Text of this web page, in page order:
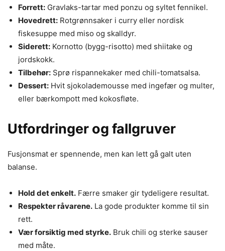
Forrett: Gravlaks-tartar med ponzu og syltet fennikel.
Hovedrett: Rotgrønnsaker i curry eller nordisk
fiskesuppe med miso og skalldyr.
Siderett: Kornotto (bygg-risotto) med shiitake og
jordskokk.
Tilbehør: Sprø rispannekaker med chili-tomatsalsa.
Dessert: Hvit sjokolademousse med ingefær og multer,
eller bærkompott med kokosfløte.
Utfordringer og fallgruver
Fusjonsmat er spennende, men kan lett gå galt uten
balanse.
Hold det enkelt. Færre smaker gir tydeligere resultat.
Respekter råvarene. La gode produkter komme til sin
rett.
Vær forsiktig med styrke. Bruk chili og sterke sauser
med måte.